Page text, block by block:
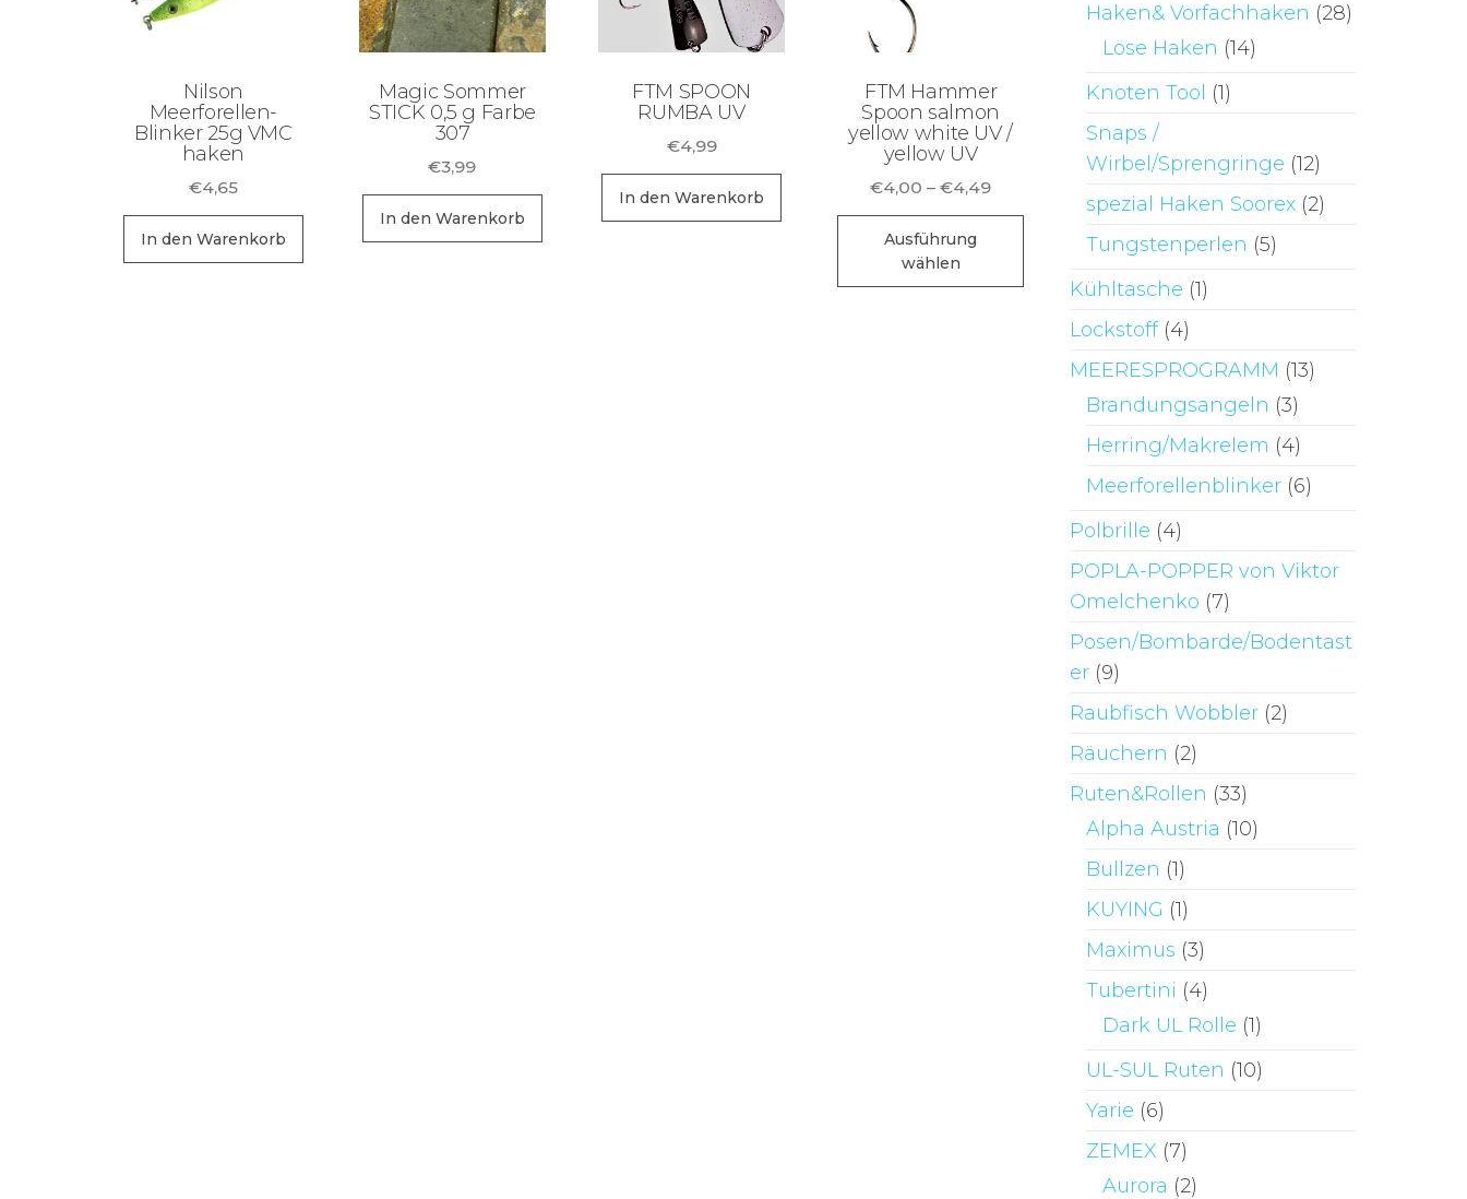
Nilson
Meerforellen-
Blinker 25g VMC
haken
€4,65
In den Warenkorb
Magic Sommer
STICK 0,5 g Farbe
307
€3,99
In den Warenkorb
FTM SPOON
RUMBA UV
€4,99
In den Warenkorb
FTM Hammer
Spoon salmon
yellow white UV /
yellow UV
€4,00 –€4,49Preisspanne:
€4,00
Ausführung
wählen
Produkt
weist
mehrere
Optionen
Produktseite
gewählt
Haken& Vorfachhaken (28)
Löse Haken (14)
Knoten Tool (1)
Snaps /
Wirbel/Sprengringe (12)
spezial Haken Soorex (2)
Tungstenperlen (5)
Kühltasche (1)
Lockstoff (4)
MEERESPROGRAMM (13)
Brandungsangeln (3)
Herring/Makrelem (4)
Meerforellenblinker (6)
Polbrille (4)
POPLA-POPPER von Viktor
Omelchenko (7)
Posen/Bombarde/Bodentast
er (9)
Raubfisch Wobbler (2)
Räuchern (2)
Ruten&Rollen (33)
Alpha Austria (10)
Bullzen (1)
KUYING (1)
Maximus (3)
Tubertini (4)
Dark UL Rolle (1)
UL-SUL Ruten (10)
Yarie (6)
ZEMEX (7)
Aurora (2)